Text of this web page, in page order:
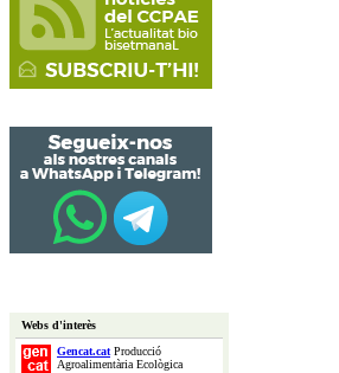
Webs d'interès
Gencat.catProducció
Agroalimentària Ecològica